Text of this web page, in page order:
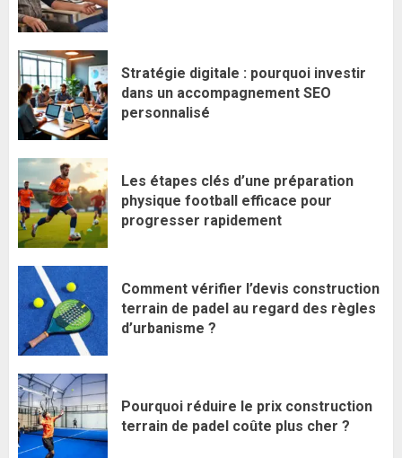
Stratégie digitale : pourquoi investir
dans un accompagnement SEO
personnalisé
Les étapes clés d’une préparation
physique football efficace pour
progresser rapidement
Comment vérifier l’devis construction
terrain de padel au regard des règles
d’urbanisme ?
Pourquoi réduire le prix construction
terrain de padel coûte plus cher ?